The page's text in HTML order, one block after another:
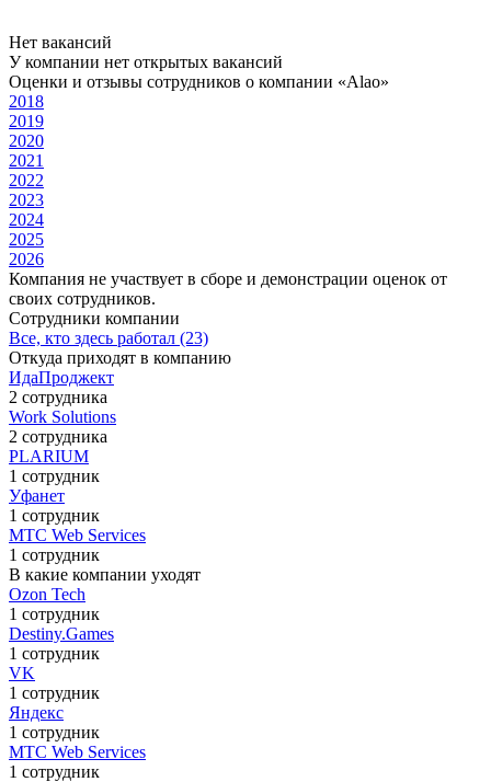
Нет вакансий
У компании нет открытых вакансий
Оценки и отзывы сотрудников о компании «Alao»
2018
2019
2020
2021
2022
2023
2024
2025
2026
Компания не участвует в сборе и демонстрации оценок от
своих сотрудников.
Сотрудники компании
Все, кто здесь работал (23)
Откуда приходят в компанию
ИдаПроджект
2 сотрудника
Work Solutions
2 сотрудника
PLARIUM
1 сотрудник
Уфанет
1 сотрудник
МТС Web Services
1 сотрудник
В какие компании уходят
Ozon Tech
1 сотрудник
Destiny.Games
1 сотрудник
VK
1 сотрудник
Яндекс
1 сотрудник
МТС Web Services
1 сотрудник